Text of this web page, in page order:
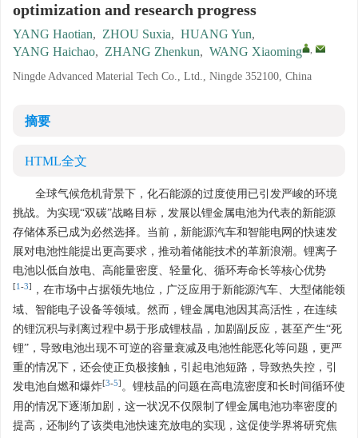
optimization and research progress
YANG Haotian, ZHOU Suxia, HUANG Yun,
YANG Haichao, ZHANG Zhenkun, WANG Xiaoming ,
Ningde Advanced Material Tech Co., Ltd., Ningde 352100, China
摘要
HTML全文
全球气候危机背景下，化石能源的过度使用已引发严峻的环境
挑战。为实现“双碳”战略目标，发展以锂金属电池为代表的新能源
存储体系已成为必然选择。当前，新能源汽车和智能电网的快速发
展对电池性能提出更高要求，推动着储能技术的革新浪潮。锂离子
电池以低自放电、高能量密度、轻量化、循环寿命长等核心优势
[1 -3]
，在市场中占据领先地位，广泛应用于新能源汽车、大型储能领
域、智能电子设备等领域。然而，锂金属电池因其高活性，在连续
的锂沉积与剥离过程中易于形成锂枝晶，加剧副反应，甚至产生“死
锂”，导致电池出现不可逆的容量衰减及电池性能恶化等问题，更严
重的情况下，还会使正负极接触，引起电池短路，导致热失控，引
发电池自燃和爆炸[3-5] 。锂枝晶的问题在高电流密度和长时间循环使
用的情况下逐渐加剧，这一状况不仅限制了锂金属电池功率密度的
提高，还制约了该类电池快速充放电的实现，这促使学界将研究焦